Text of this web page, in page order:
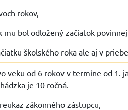
rokov,
bol odložený začiatok
školského roka ale aj v
veku od 6 rokov v termíne od 1.
je 10 ročná.
zákonného zástupcu,